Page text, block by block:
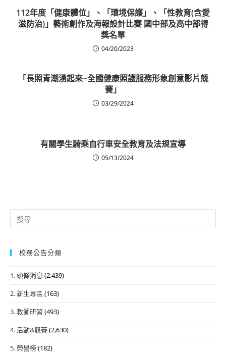
112年度「健康體位」、「環境保護」、「性教育(含愛
滋防治)」藝術創作及海報設計比賽 國中部及高中部得
獎名單
04/20/2023
「長照青潮湧起來~全國健康照護服務形象創意影片競
賽」
03/29/2024
有關學生騎乘自行車安全教育及法規宣導
05/13/2024
Search
for:
校務公告分類
1. 頭條消息 (2,439)
2. 新生專區 (163)
3. 教師研習 (493)
4. 活動&競賽(2,630)
5. 榮譽榜(182)